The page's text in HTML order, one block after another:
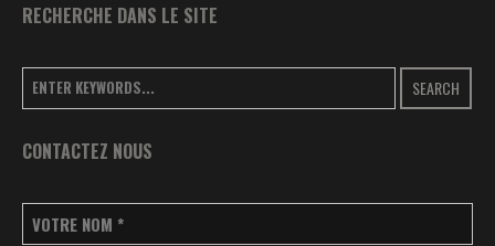
RECHERCHE DANS LE SITE
SEARCH
CONTACTEZ NOUS
VOTRE NOM *